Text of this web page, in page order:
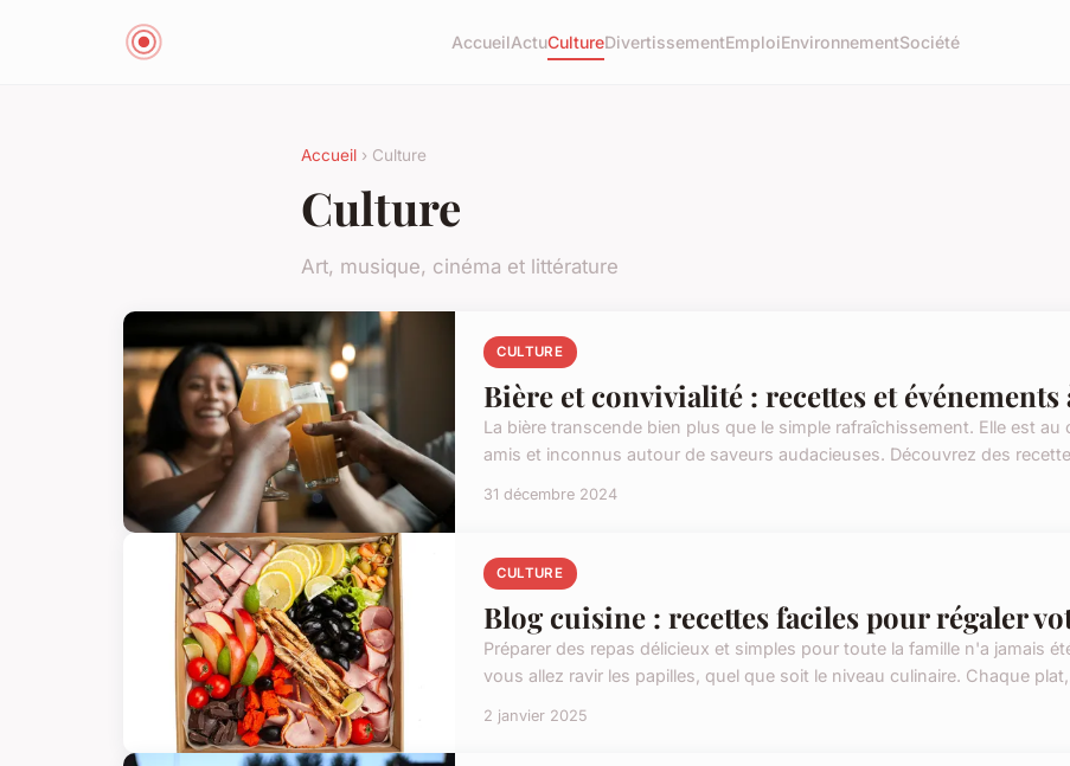
AccueilActuCultureDivertissementEmploiEnvironnementSociété
Accueil › Culture
Culture
Art, musique, cinéma et littérature
CULTURE
Bière et convivialité : recettes et événements
La bière transcende bien plus que le simple rafraîchissement. Elle est
amis et inconnus autour de saveurs audacieuses. Découvrez des
31 décembre 2024
CULTURE
Blog cuisine : recettes faciles pour régaler
Préparer des repas délicieux et simples pour toute la famille n'a jamais
vous allez ravir les papilles, quel que soit le niveau culinaire. Chaque
2 janvier 2025